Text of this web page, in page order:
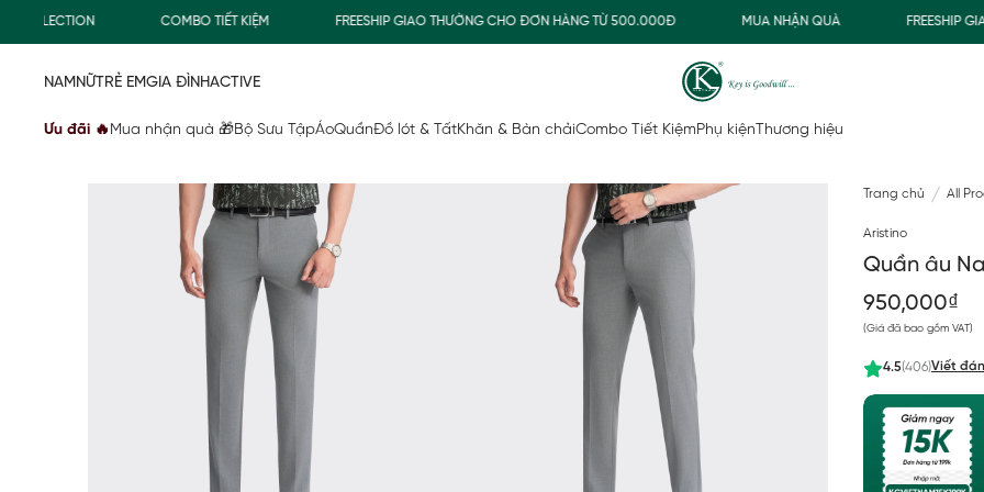
FREESHIP GIAO THƯỜNG CHO ĐƠN HÀNG TỪ 500.000Đ MUA NHẬN QUÀ FREESHIP GIAO THƯỜNG CHO ĐƠN HÀNG TỪ 500.000Đ
NAMNỮTRẺ EMGIA ĐÌNHACTIVE
Ưu đãi 🔥 Mua nhận quà 🎁Bộ Sưu TậpÁoQuầnĐồ lót & TấtKhăn & Bàn chảiCombo Tiết KiệmPhụ kiện Thương hiệu
Trang chủ All
Aristino
Quần âu
950,000₫
(Giá đã bao gồm VAT)
4.5(406)Viết